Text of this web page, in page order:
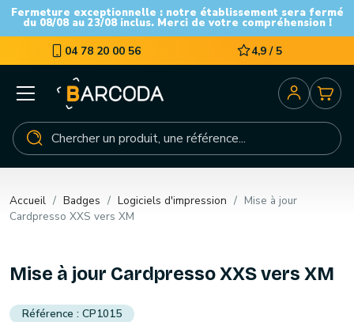
Fermeture exceptionnelle : notre établissement sera fermé
du 08/08 au 23/08 inclus. Merci de votre compréhension !
04 78 20 00 56 4,9 / 5
Accueil Badges Logiciels d'impression
Mise à jour
Cardpresso XXS vers XM
Mise à jour Cardpresso XXS vers XM
CP1015